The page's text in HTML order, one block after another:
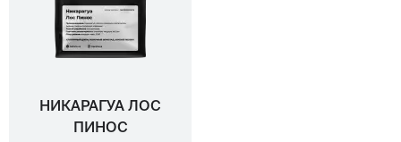
НИКАРАГУА ЛОС
ПИНОС